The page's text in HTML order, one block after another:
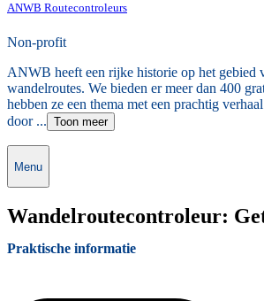
ANWB Routecontroleurs
Non-profit
ANWB heeft een rijke historie op het gebied
wandelroutes. We bieden er meer dan 400
hebben ze een thema met een prachtig
door ... Toon meer
Menu
Wandelroutecontroleur:
Praktische informatie